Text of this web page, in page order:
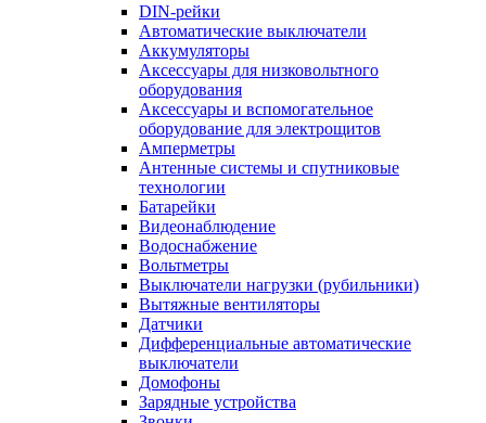
DIN-рейки
Автоматические выключатели
Аккумуляторы
Аксессуары для низковольтного
оборудования
Аксессуары и вспомогательное
оборудование для электрощитов
Амперметры
Антенные системы и спутниковые
технологии
Батарейки
Видеонаблюдение
Водоснабжение
Вольтметры
Выключатели нагрузки (рубильники)
Вытяжные вентиляторы
Датчики
Дифференциальные автоматические
выключатели
Домофоны
Зарядные устройства